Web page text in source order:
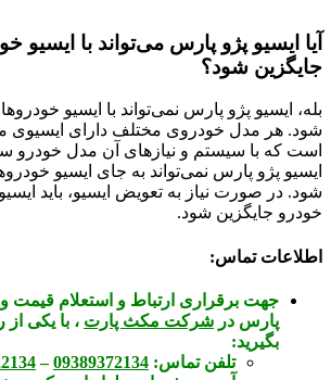
آیا ایسیو پژو پارس می‌تواند با ایسیو
جایگزین شود؟
بله، ایسیو پژو پارس نمی‌تواند با ایسیو
شود. هر مدل خودروی مختلف دارای
است که با سیستم و نیازهای آن مدل خودرو
ایسیو پژو پارس نمی‌تواند به جای ایسیو
شود. در صورت نیاز به تعویض ایسیو، باید
خودرو جایگزین شود.
اطلاعات تماس:
جهت برقراری ارتباط و استعلام قیمت
پارس در شرکت مکث پارت ، با یکی
بگیرید:
تلفن تماس: 09389372134
–